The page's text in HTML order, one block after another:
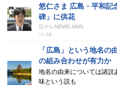
悠仁さま 広島・平和記
碑」に供花
日テレNEWS NNN
11:38
「広島」という地名
の組み合わせが有力か
地名の由来については諸
味という説も